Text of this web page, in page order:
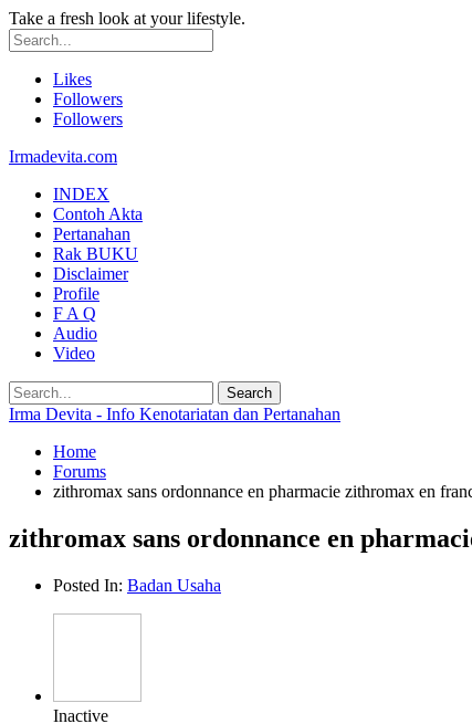
Take a fresh look at your lifestyle.
Likes
Followers
Followers
Irmadevita.com
INDEX
Contoh Akta
Pertanahan
Rak BUKU
Disclaimer
Profile
F A Q
Audio
Video
Irma Devita - Info Kenotariatan dan Pertanahan
Home
Forums
zithromax sans ordonnance en pharmacie zithromax en
zithromax sans ordonnance en
Posted In: Badan Usaha
Inactive